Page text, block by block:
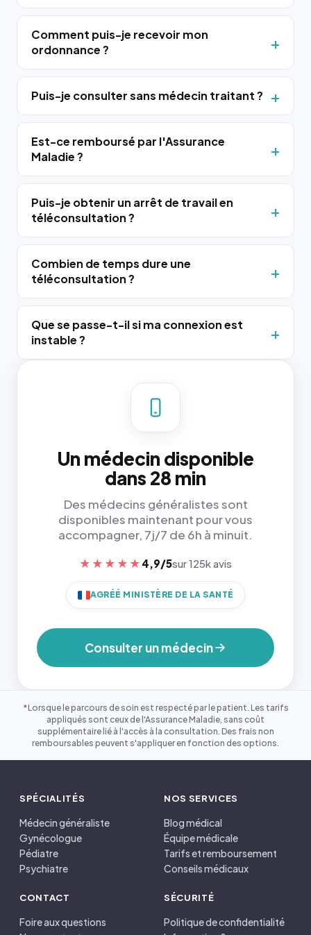
Comment puis-je recevoir mon
ordonnance ?
Puis-je consulter sans médecin traitant ?
Est-ce remboursé par l'Assurance
Maladie ?
Puis-je obtenir un arrêt de travail en
téléconsultation ?
Combien de temps dure une
téléconsultation ?
Que se passe-t-il si ma connexion est
instable ?
Un médecin disponible
dans 28 min
Des médecins généralistes sont
disponibles maintenant pour vous
accompagner, 7j/7 de 6h à minuit.
★★★★★ 4,9/5sur 125k avis
AGRÉÉ MINISTÈRE DE LA SANTÉ
Consulter un médecin
*Lorsque le parcours de soin est respecté par le patient. Les tarifs
appliqués sont ceux de l'Assurance Maladie, sans coût
supplémentaire lié à l'accès à la consultation. Des frais non
remboursables peuvent s'appliquer en fonction des options.
SPÉCIALITÉS
Médecin généraliste
Gynécologue
Pédiatre
Psychiatre
NOS SERVICES
Blog médical
Équipe médicale
Tarifs et remboursement
Conseils médicaux
CONTACT
Foire aux questions
SÉCURITÉ
Politique de confidentialité